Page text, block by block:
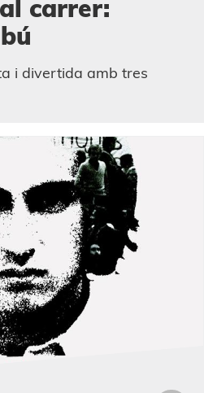
carrer:
i divertida amb tres